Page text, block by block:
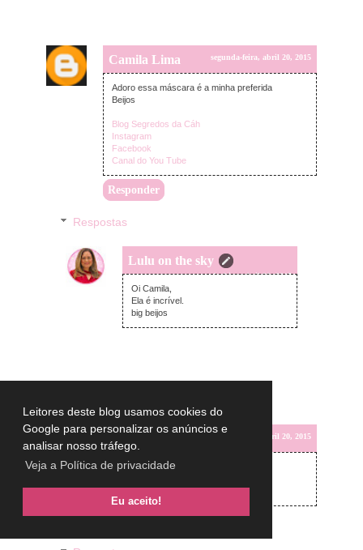
Leitores deste blog usamos cookies do
Google para personalizar os anúncios e
analisar nosso tráfego.
Veja a Política de privacidade
Eu aceito!
Camila Lima segunda-feira, abril 20, 2015
Adoro essa máscara é a minha preferida
Beijos
Blog Segredos da Cáh
Instagram
Facebook
Canal do You Tube
Responder
Respostas
Lulu on the sky
segunda-feira, abril 20, 2015
Oi Camila,
Ela é incrível.
big beijos
Bianca Maria segunda-feira, abril 20, 2015
Adooro essa máscara, é ótima!!
www.flormorenamodas.com